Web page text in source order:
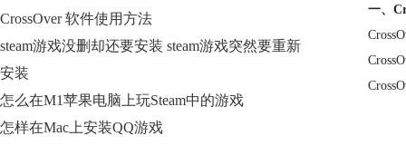
CrossOver 软件使用方法
steam游戏没删却还要安装 steam游戏突然要重新
安装
怎么在M1苹果电脑上玩Steam中的游戏
怎样在Mac上安装QQ游戏
一、